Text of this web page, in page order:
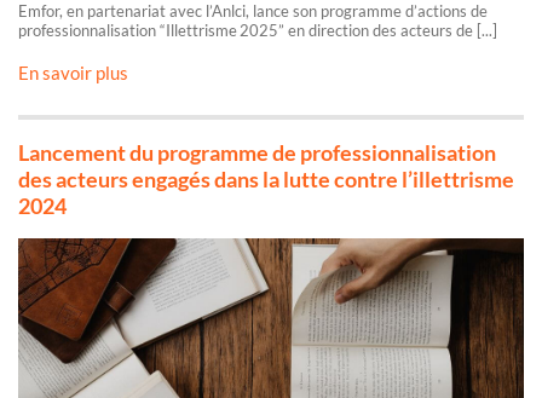
Emfor, en partenariat avec l’Anlci, lance son programme d’actions de
professionnalisation “Illettrisme 2025” en direction des acteurs de [...]
En savoir plus
Lancement du programme de professionnalisation
des acteurs engagés dans la lutte contre l’illettrisme
2024